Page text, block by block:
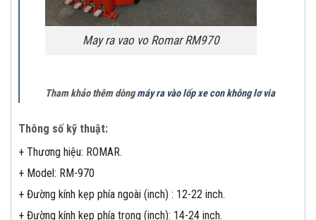
May ra vao vo Romar RM970
Tham khảo thêm dòngmáy ra vào lốp xe con không lơ via
Thông số kỹ thuật:
+ Thương hiệu: ROMAR.
+ Model: RM-970
+ Đường kính kẹp phía ngoài (inch) : 12-22 inch.
+ Đường kính kẹp phía trong (inch): 14-24 inch.